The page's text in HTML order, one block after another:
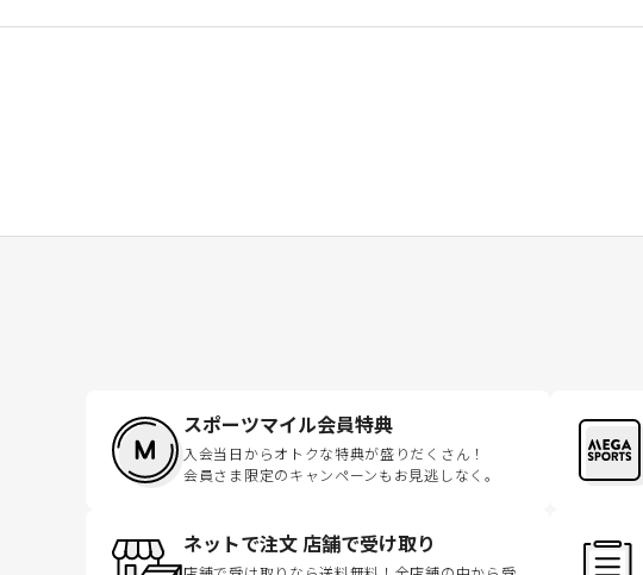
スポーツマイル会員特典
入会当日からオトクな特典が盛りだくさん！
会員さま限定のキャンペーンもお見逃しなく。
ネットで注文 店舗で受け取り